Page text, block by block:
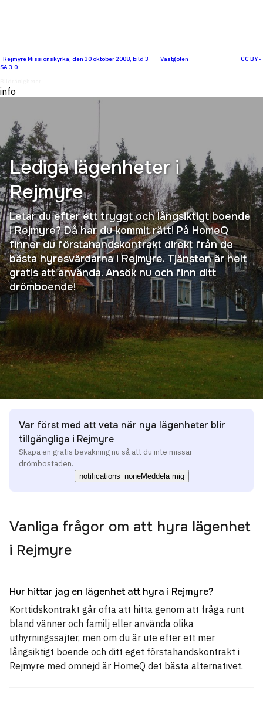
Rejmyre Missionskyrka, den 30 oktober 2008, bild 3 Västgöten
CC BY-
SA 3.0
info
Lediga lägenheter i
Rejmyre
Letar du efter ett tryggt och långsiktigt boende
i Rejmyre? Då har du kommit rätt! På HomeQ
finner du förstahandskontrakt direkt från de
bästa hyresvärdarna i Rejmyre. Tjänsten är helt
gratis att använda. Ansök nu och finn ditt
drömboende!
Var först med att veta när nya lägenheter blir
tillgängliga i Rejmyre
Skapa en gratis bevakning nu så att du inte missar
drömbostaden.
notifications_noneMeddela mig
Vanliga frågor om att hyra lägenhet
i Rejmyre
Hur hittar jag en lägenhet att hyra i Rejmyre?
Korttidskontrakt går ofta att hitta genom att fråga runt
bland vänner och familj eller använda olika
uthyrningssajter, men om du är ute efter ett mer
långsiktigt boende och ditt eget förstahandskontrakt i
Rejmyre med omnejd är HomeQ det bästa alternativet.